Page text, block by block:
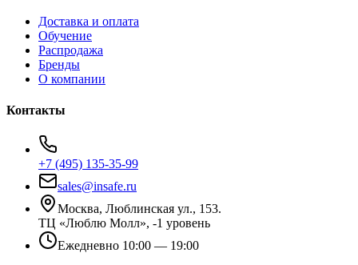
Доставка и оплата
Обучение
Распродажа
Бренды
О компании
Контакты
+7 (495) 135-35-99
sales@insafe.ru
Москва, Люблинская ул., 153.
ТЦ «Люблю Молл», -1 уровень
Ежедневно 10:00 — 19:00